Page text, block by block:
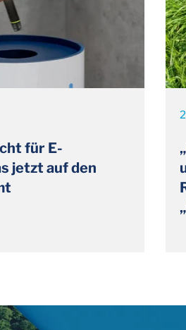
für E-
jetzt auf den